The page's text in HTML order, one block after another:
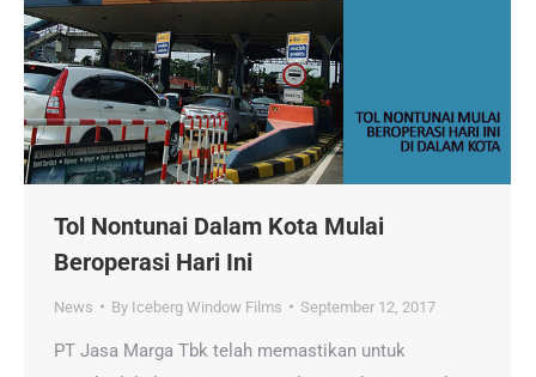
Tol Nontunai Dalam Kota Mulai
Beroperasi Hari Ini
News By Iceberg Window Films September 12, 2017
PT Jasa Marga Tbk telah memastikan untuk